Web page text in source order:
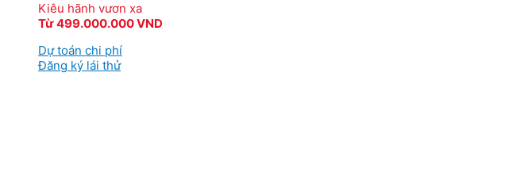
Kiêu hãnh vươn xa
Từ 499.000.000 VND
Dự toán chi phí
Đăng ký lái thử